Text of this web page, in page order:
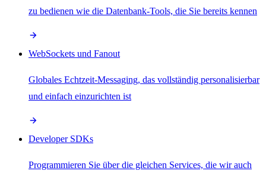
zu bedienen wie die Datenbank-Tools, die Sie bereits kennen
WebSockets und Fanout
Globales Echtzeit-Messaging, das vollständig personalisierbar
und einfach einzurichten ist
Developer SDKs
Programmieren Sie über die gleichen Services, die wir auch